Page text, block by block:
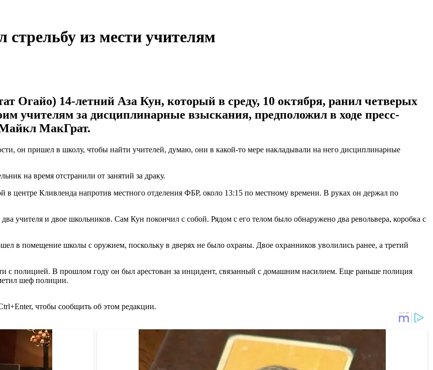
из мести учителям
Огайо) 14-летний Аза Кун, который в среду, 10 октября, ранил четверых
учителям за дисциплинарные взыскания, предположил в ходе пресс-
МакГрат.
он пришел в школу, чтобы найти учителей, думаю, они в какой-то мере накладывали на него дисциплинарные
на время отстранили от занятий за драку.
Кливленда напротив местного отделения ФБР, около 13:15 по местному времени. В руках он держал по
учителя и двое школьников. Сам Кун покончил с собой. Рядом с его телом было обнаружено два револьвера, коробка с
в помещение школы с оружием, поскольку в дверях не было охраны. Двое охранников уволились ранее, а третий
с полицией. В прошлом году он был арестован за инцидент, связанный с домашним насилием. Еще раньше полиция
шеф полиции.
чтобы сообщить об этом редакции.